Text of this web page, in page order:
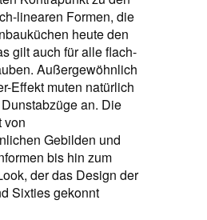
linearen Formen, die
heute den
gilt auch für alle flach-
Außergewöhnlich
Effekt muten natürlich
an. Die
von
Gebilden und
bis hin zum
der das Design der
Sixties gekonnt